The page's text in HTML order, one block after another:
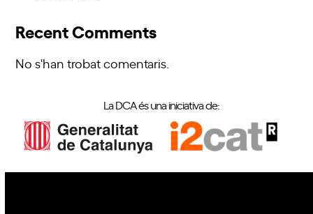
Recent Comments
No s'han trobat comentaris.
La DCA és una iniciativa de: